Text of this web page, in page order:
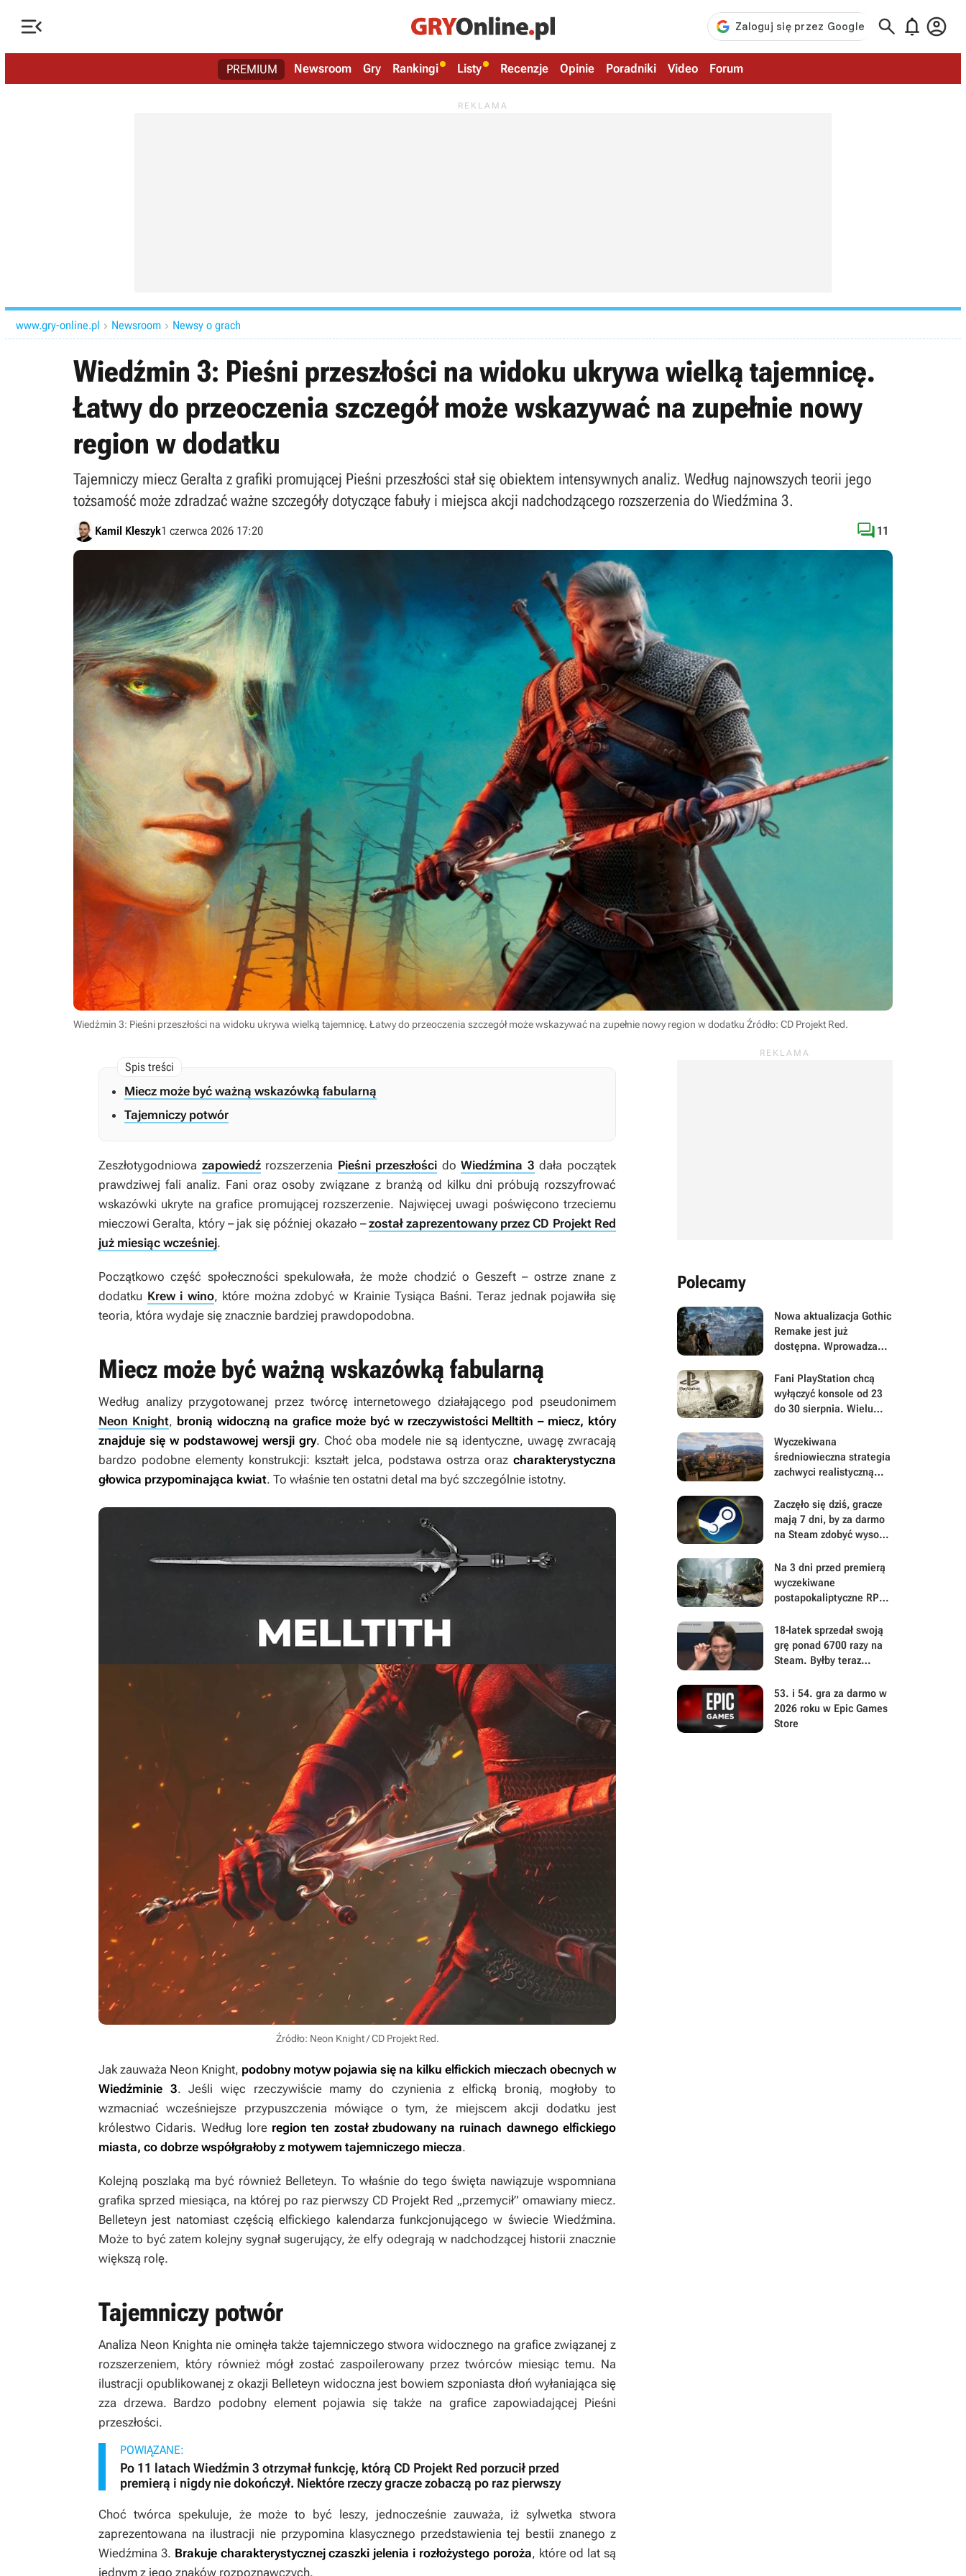
   
PREMIUM Newsroom Gry Rankingi Listy Recenzje Opinie Poradniki Video Forum
www.gry-online.pl  Newsroom  Newsy o grach
Wiedźmin 3: Pieśni przeszłości na widoku ukrywa wielką tajemnicę.
Łatwy do przeoczenia szczegół może wskazywać na zupełnie nowy
region w dodatku
Tajemniczy miecz Geralta z grafiki promującej Pieśni przeszłości stał się obiektem intensywnych analiz. Według najnowszych teorii jego
tożsamość może zdradzać ważne szczegóły dotyczące fabuły i miejsca akcji nadchodzącego rozszerzenia do Wiedźmina 3.
Kamil Kleszyk1 czerwca 2026 17:20  11
Wiedźmin 3: Pieśni przeszłości na widoku ukrywa wielką tajemnicę. Łatwy do przeoczenia szczegół może wskazywać na zupełnie nowy region w dodatku Źródło: CD Projekt Red.
Miecz może być ważną wskazówką fabularną
Tajemniczy potwór
Zeszłotygodniowa zapowiedźrozszerzenia Pieśni przeszłości doWiedźmina 3 dała początek
prawdziwej fali analiz. Fani oraz osoby związane z branżą od kilku dni próbują rozszyfrować
wskazówki ukryte na grafice promującej rozszerzenie. Najwięcej uwagi poświęcono trzeciemu
mieczowi Geralta, który – jak się później okazało –został zaprezentowany przez CD Projekt Red
już miesiąc wcześniej.
Początkowo część społeczności spekulowała, że może chodzić o Geszeft – ostrze znane z
dodatku Krew i wino, które można zdobyć w Krainie Tysiąca Baśni. Teraz jednak pojawiła się
teoria, która wydaje się znacznie bardziej prawdopodobna.
Miecz może być ważną wskazówką fabularną
Według analizy przygotowanej przez twórcę internetowego działającego pod pseudonimem
Neon Knight, bronią widoczną na grafice może być w rzeczywistości Melltith – miecz, który
znajduje się w podstawowej wersji gry. Choć oba modele nie są identyczne, uwagę zwracają
bardzo podobne elementy konstrukcji: kształt jelca, podstawa ostrza oraz charakterystyczna
głowica przypominająca kwiat. To właśnie ten ostatni detal ma być szczególnie istotny.
Źródło: Neon Knight / CD Projekt Red.
Jak zauważa Neon Knight, podobny motyw pojawia się na kilku elfickich mieczach obecnych w
Wiedźminie 3. Jeśli więc rzeczywiście mamy do czynienia z elficką bronią, mogłoby to
wzmacniać wcześniejsze przypuszczenia mówiące o tym, że miejscem akcji dodatku jest
królestwo Cidaris. Według lore region ten został zbudowany na ruinach dawnego elfickiego
miasta, co dobrze współgrałoby z motywem tajemniczego miecza.
Kolejną poszlaką ma być również Belleteyn. To właśnie do tego święta nawiązuje wspomniana
grafika sprzed miesiąca, na której po raz pierwszy CD Projekt Red „przemycił” omawiany miecz.
Belleteyn jest natomiast częścią elfickiego kalendarza funkcjonującego w świecie Wiedźmina.
Może to być zatem kolejny sygnał sugerujący, że elfy odegrają w nadchodzącej historii znacznie
większą rolę.
Tajemniczy potwór
Analiza Neon Knighta nie ominęła także tajemniczego stwora widocznego na grafice związanej z
rozszerzeniem, który również mógł zostać zaspoilerowany przez twórców miesiąc temu. Na
ilustracji opublikowanej z okazji Belleteyn widoczna jest bowiem szponiasta dłoń wyłaniająca się
zza drzewa. Bardzo podobny element pojawia się także na grafice zapowiadającej Pieśni
przeszłości.
POWIĄZANE:
Po 11 latach Wiedźmin 3 otrzymał funkcję, którą CD Projekt Red porzucił przed
premierą i nigdy nie dokończył. Niektóre rzeczy gracze zobaczą po raz pierwszy
Choć twórca spekuluje, że może to być leszy, jednocześnie zauważa, iż sylwetka stwora
zaprezentowana na ilustracji nie przypomina klasycznego przedstawienia tej bestii znanego z
Wiedźmina 3. Brakuje charakterystycznej czaszki jelenia i rozłożystego poroża, które od lat są
jednym z jego znaków rozpoznawczych.
Polecamy
Nowa aktualizacja Gothic
Remake jest już
dostępna. Wprowadza
usuwa irytujące błędy
psujące zadania
Fani PlayStation chcą
wyłączyć konsole od 23
do 30 sierpnia. Wielu
powodzenie akcji
Wyczekiwana
średniowieczna strategia
zachwyci realistyczną
ryzyko może zapewnić
dużą przewagę w The
Guild: Europa 1410
Zaczęło się dziś, gracze
mają 7 dni, by za darmo
na Steam zdobyć wysoko
postapokaliptyczną
strzelankę
Na 3 dni przed premierą
wyczekiwane
postapokaliptyczne RPG
niepokoi w ważnej
kwestii. Można już
pobierać Beast of
18-latek sprzedał swoją
grę ponad 6700 razy na
Steam. Byłby teraz
kupujących nie dokonało
zwrotu
53. i 54. gra za darmo w
2026 roku w Epic Games
Store